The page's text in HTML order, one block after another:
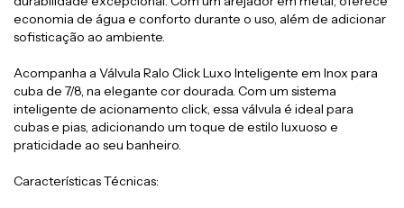
economia de água e conforto durante o uso, além de adicionar
sofisticação ao ambiente.
Acompanha a Válvula Ralo Click Luxo Inteligente em Inox para
cuba de 7/8, na elegante cor dourada. Com um sistema
inteligente de acionamento click, essa válvula é ideal para
cubas e pias, adicionando um toque de estilo luxuoso e
praticidade ao seu banheiro.
Características Técnicas: